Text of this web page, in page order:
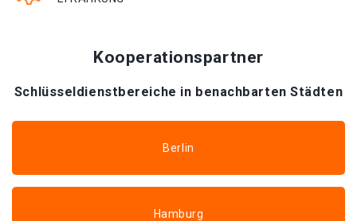
Kooperationspartner
Schlüsseldienstbereiche in benachbarten Städten
Berlin
Hamburg